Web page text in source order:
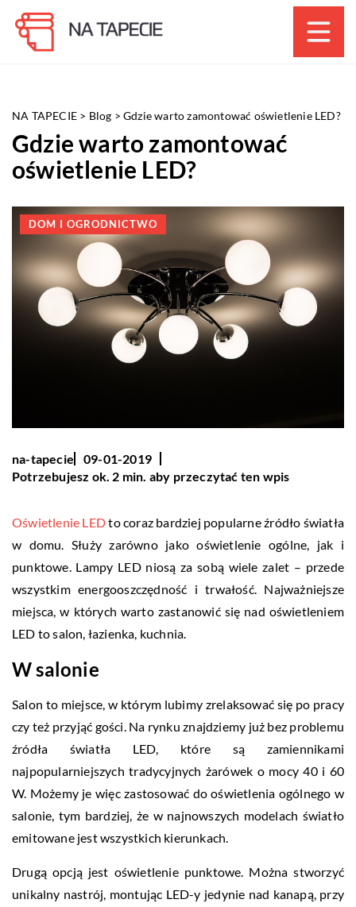
NA TAPECIE > Blog >Gdzie warto zamontować oświetlenie LED?
Gdzie warto zamontować
oświetlenie LED?
DOM I OGRODNICTWO
na-tapecie
09-01-2019
Potrzebujesz ok. 2 min. aby przeczytać ten wpis
Oświetlenie LEDto coraz bardziej popularne źródło światła
w domu. Służy zarówno jako oświetlenie ogólne, jak i
punktowe. Lampy LED niosą za sobą wiele zalet – przede
wszystkim energooszczędność i trwałość. Najważniejsze
miejsca, w których warto zastanowić się nad oświetleniem
LED to salon, łazienka, kuchnia.
W salonie
Salon to miejsce, w którym lubimy zrelaksować się po pracy
czy też przyjąć gości. Na rynku znajdziemy już bez problemu
źródła światła LED, które są zamiennikami
najpopularniejszych tradycyjnych żarówek o mocy 40 i 60
W. Możemy je więc zastosować do oświetlenia ogólnego w
salonie, tym bardziej, że w najnowszych modelach światło
emitowane jest wszystkich kierunkach.
Drugą opcją jest oświetlenie punktowe. Można stworzyć
unikalny nastrój, montując LED-y jedynie nad kanapą, przy